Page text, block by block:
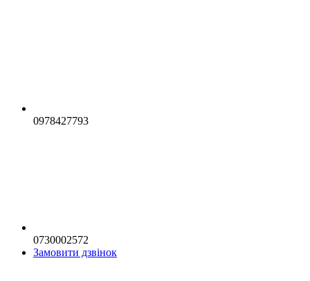
0978427793
0730002572
Замовити дзвінок